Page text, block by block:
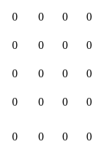
0 0 0 0
0 0 0 0
0 0 0 0
0 0 0 0
0 0 0 0